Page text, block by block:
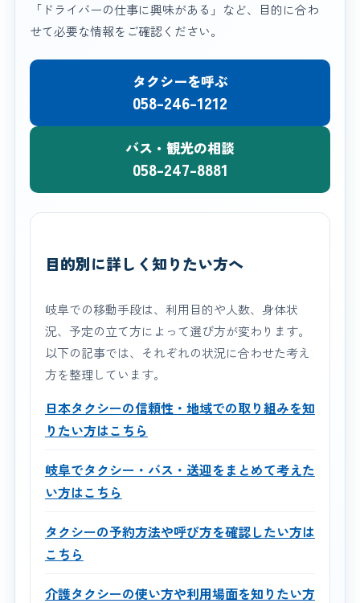
「ドライバーの仕事に興味がある」など、目的に合わ
せて必要な情報をご確認ください。
タクシーを呼ぶ
058-246-1212
バス・観光の相談
058-247-8881
目的別に詳しく知りたい方へ
岐阜での移動手段は、利用目的や人数、身体状
況、予定の立て方によって選び方が変わります。
以下の記事では、それぞれの状況に合わせた考え
方を整理しています。
日本タクシーの信頼性・地域での取り組みを知
りたい方はこちら
岐阜でタクシー・バス・送迎をまとめて考えた
い方はこちら
タクシーの予約方法や呼び方を確認したい方は
こちら
介護タクシーの使い方や利用場面を知りたい方